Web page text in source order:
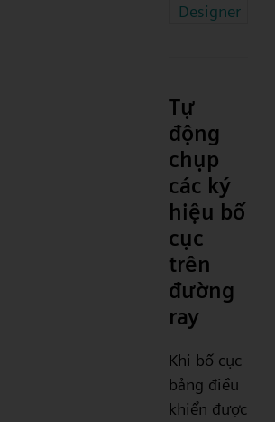
Designer
Tự
động
chụp
các ký
hiệu bố
cục
trên
đường
ray
Khi bố cục
bảng điều
khiển được